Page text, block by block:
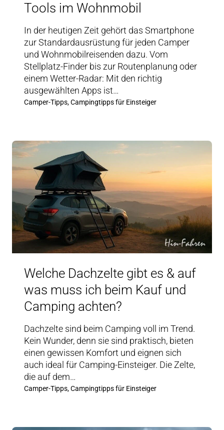
Tools im Wohnmobil
In der heutigen Zeit gehört das Smartphone
zur Standardausrüstung für jeden Camper
und Wohnmobilreisenden dazu. Vom
Stellplatz-Finder bis zur Routenplanung oder
einem Wetter-Radar: Mit den richtig
ausgewählten Apps ist…
Camper-Tipps, Campingtipps für Einsteiger
Welche Dachzelte gibt es & auf
was muss ich beim Kauf und
Camping achten?
Dachzelte sind beim Camping voll im Trend.
Kein Wunder, denn sie sind praktisch, bieten
einen gewissen Komfort und eignen sich
auch ideal für Camping-Einsteiger. Die Zelte,
die auf dem…
Camper-Tipps, Campingtipps für Einsteiger